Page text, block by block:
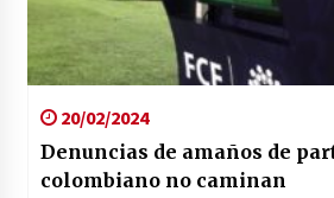
20/02/2024
Denuncias de amaños de
colombiano no caminan